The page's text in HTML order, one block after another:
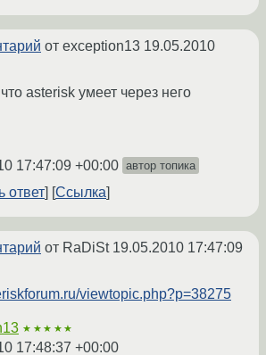
от exception13 19.05.2010
asterisk умеет через него
17:47:09 +00:00 автор топика
ответ Ссылка
от RaDiSt 19.05.2010 17:47:09
viewtopic.php?p=38275
★★★★★
17:48:37 +00:00